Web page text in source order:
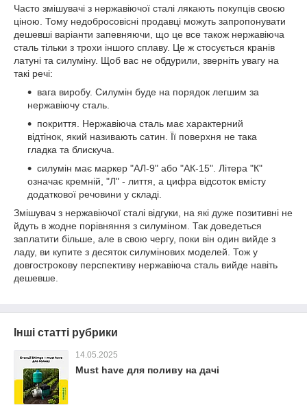
Часто змішувачі з нержавіючої сталі лякають покупців своєю
ціною. Тому недобросовісні продавці можуть запропонувати
дешевші варіанти запевняючи, що це все також нержавіюча
сталь тільки з трохи іншого сплаву. Це ж стосується кранів
латуні та силуміну. Щоб вас не обдурили, зверніть увагу на
такі речі:
вага виробу. Силумін буде на порядок легшим за
нержавіючу сталь.
покриття. Нержавіюча сталь має характерний
відтінок, який називають сатин. Її поверхня не така
гладка та блискуча.
силумін має маркер "АЛ-9" або "АК-15". Літера "К"
означає кремній, "Л" - лиття, а цифра відсоток вмісту
додаткової речовини у складі.
Змішувач з нержавіючої сталі відгуки, на які дуже позитивні не
йдуть в жодне порівняння з силуміном. Так доведеться
заплатити більше, але в свою чергу, поки він один вийде з
ладу, ви купите з десяток силумінових моделей. Тож у
довгострокову перспективу нержавіюча сталь вийде навіть
дешевше.
Інші статті рубрики
14.05.2025
Must have для поливу на дачі